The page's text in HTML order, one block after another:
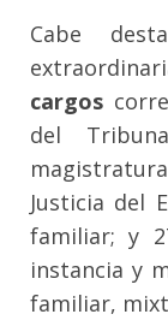
Cabe
cargos
del
Justicia del
familiar; y
instancia y
familiar,